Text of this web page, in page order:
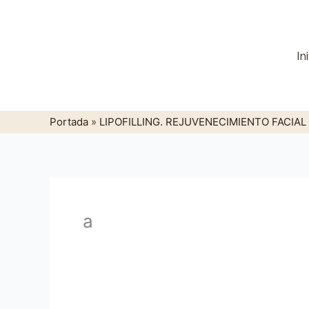
Portada » LIPOFILLING. REJUVENECIMIENTO
a